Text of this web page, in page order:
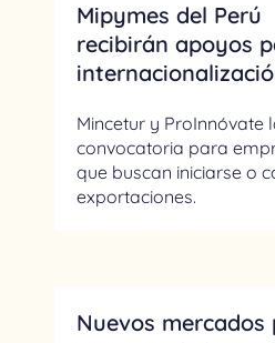
Mipymes del Perú
recibirán apoyos
Mincetur y ProInnóvate
convocatoria para
que buscan iniciarse o
exportaciones.
Nuevos mercados